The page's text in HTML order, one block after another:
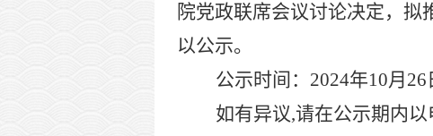
院党政联席会议讨论决定， 拟
以公示。
公示时间： 2024年10月 26
如有异议,请在公示期内以